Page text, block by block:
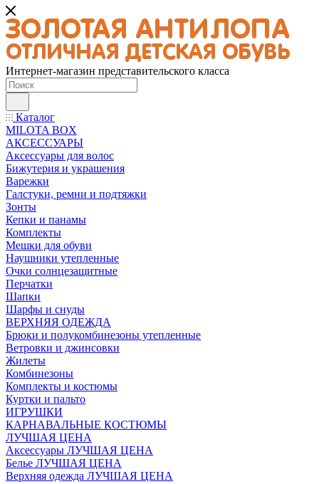
Интернет-магазин представительского класса
Каталог
MILOTA BOX
АКСЕССУАРЫ
Аксессуары для волос
Бижутерия и украшения
Варежки
Галстуки, ремни и подтяжки
Зонты
Кепки и панамы
Комплекты
Мешки для обуви
Наушники утепленные
Очки солнцезащитные
Перчатки
Шапки
Шарфы и снуды
ВЕРХНЯЯ ОДЕЖДА
Брюки и полукомбинезоны утепленные
Ветровки и джинсовки
Жилеты
Комбинезоны
Комплекты и костюмы
Куртки и пальто
ИГРУШКИ
КАРНАВАЛЬНЫЕ КОСТЮМЫ
ЛУЧШАЯ ЦЕНА
Аксессуары ЛУЧШАЯ ЦЕНА
Белье ЛУЧШАЯ ЦЕНА
Верхняя одежда ЛУЧШАЯ ЦЕНА